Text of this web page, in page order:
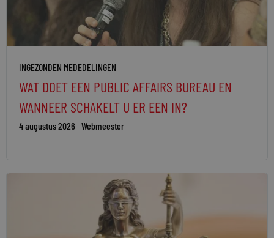
INGEZONDEN MEDEDELINGEN
WAT DOET EEN PUBLIC AFFAIRS BUREAU EN
WANNEER SCHAKELT U ER EEN IN?
4 augustus 2026 Webmeester